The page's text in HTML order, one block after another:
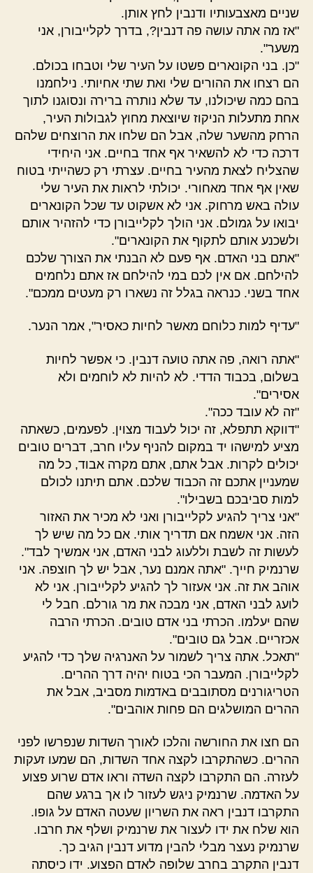
שניים מאצבעותיו ודנבין לחץ אותן.
"אז מה אתה עושה פה דנבין?, בדרך לקלייבורן, אני
משער".
"כן. בני הקונארים פשטו על העיר שלי וטבחו בכולם.
הם רצחו את ההורים שלי ואת שתי אחיותי. נילחמנו
בהם כמה שיכולנו, עד שלא נותרה ברירה ונסוגנו לתוך
אחת מתעלות הניקוז שיוצאת מחוץ לגבולות העיר,
הרחק מהשער שלה, אבל הם שלחו את הרוצחים שלהם
דרכה כדי לא להשאיר אף אחד בחיים. אני היחידי
שהצליח לצאת מהעיר בחיים. עצרתי רק כשהייתי בטוח
שאין אף אחד מאחורי. יכולתי לראות את העיר שלי
עולה באש מרחוק. אני לא אשקוט עד שכל הקונארים
יבואו על גמולם. אני הולך לקלייבורן כדי להזהיר אותם
ולשכנע אותם לתקוף את הקונארים".
"אתם בני האדם. אף פעם לא הבנתי את הצורך שלכם
להילחם. אם אין לכם במי להילחם אז אתם נלחמים
אחד בשני. כנראה בגלל זה נשארו רק מעטים ממכם".
"עדיף למות כלוחם מאשר לחיות כאסיר", אמר הנער.
"אתה רואה, פה אתה טועה דנבין. כי אפשר לחיות
בשלום, בכבוד הדדי. לא להיות לא לוחמים ולא
אסירים".
"זה לא עובד ככה".
"דווקא תתפלא, זה יכול לעבוד מצוין. לפעמים, כשאתה
מציע למישהו יד במקום להניף עליו חרב, דברים טובים
יכולים לקרות. אבל אתם, אתם מקרה אבוד, כל מה
שמעניין אתכם זה הכבוד שלכם. אתם תיתנו לכולם
למות סביבכם בשבילו".
"אני צריך להגיע לקלייבורן ואני לא מכיר את האזור
הזה. אני אשמח אם תדריך אותי. אם כל מה שיש לך
לעשות זה לשבת וללעוג לבני האדם, אני אמשיך לבד".
שרנמיק חייך. "אתה אמנם נער, אבל יש לך חוצפה. אני
אוהב את זה. אני אעזור לך להגיע לקלייבורן. אני לא
לועג לבני האדם, אני מבכה את מר גורלם. חבל לי
שהם יעלמו. הכרתי בני אדם טובים. הכרתי הרבה
אכזריים. אבל גם טובים".
"תאכל. אתה צריך לשמור על האנרגיה שלך כדי להגיע
לקלייבורן. המעבר הכי בטוח יהיה דרך ההרים.
הטריגורנים מסתובבים באדמות מסביב, אבל את
ההרים המושלגים הם פחות אוהבים".
הם חצו את החורשה והלכו לאורך השדות שנפרשו לפני
ההרים. כשהתקרבו לקצה אחד השדות, הם שמעו זעקות
לעזרה. הם התקרבו לקצה השדה וראו אדם שרוע פצוע
על האדמה. שרנמיק ניגש לעזור לו אך ברגע שהם
התקרבו דנבין ראה את השריון שעטה האדם על גופו.
הוא שלח את ידו לעצור את שרנמיק ושלף את חרבו.
שרנמיק נעצר מבלי להבין מדוע דנבין הגיב כך.
דנבין התקרב בחרב שלופה לאדם הפצוע. ידו כיסתה